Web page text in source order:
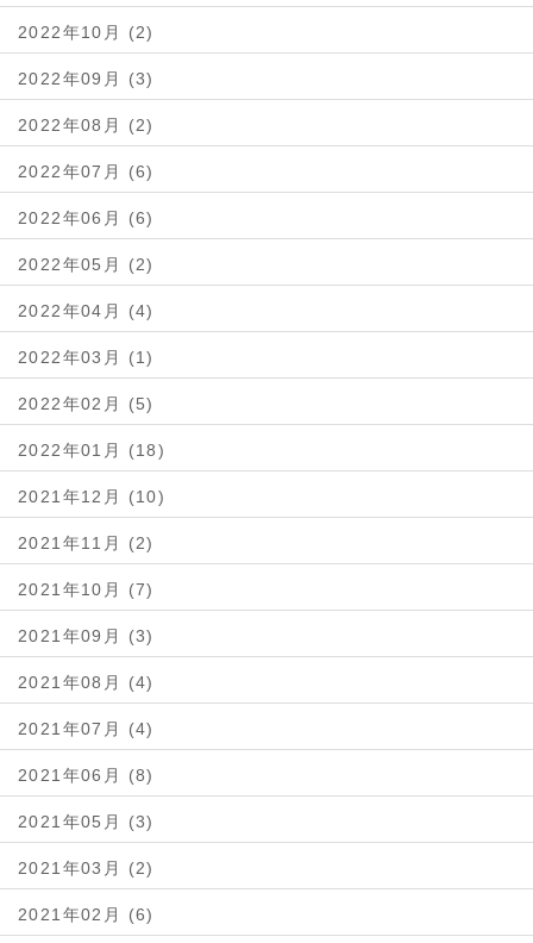
2022年10月 (2)
2022年09月 (3)
2022年08月 (2)
2022年07月 (6)
2022年06月 (6)
2022年05月 (2)
2022年04月 (4)
2022年03月 (1)
2022年02月 (5)
2022年01月 (18)
2021年12月 (10)
2021年11月 (2)
2021年10月 (7)
2021年09月 (3)
2021年08月 (4)
2021年07月 (4)
2021年06月 (8)
2021年05月 (3)
2021年03月 (2)
2021年02月 (6)